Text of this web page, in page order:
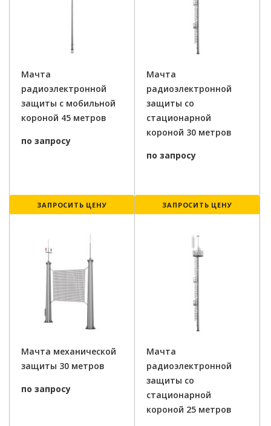
Мачта
радиоэлектронной
защиты с мобильной
короной 45 метров
по запросу
ЗАПРОСИТЬ ЦЕНУ
Мачта
радиоэлектронной
защиты со
стационарной
короной 30 метров
по запросу
ЗАПРОСИТЬ ЦЕНУ
Мачта механической
защиты 30 метров
по запросу
Мачта
радиоэлектронной
защиты со
стационарной
короной 25 метров